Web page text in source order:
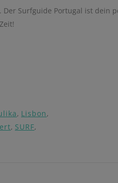
Surfguide Portugal ist dein
, Lisbon,
, SURF,